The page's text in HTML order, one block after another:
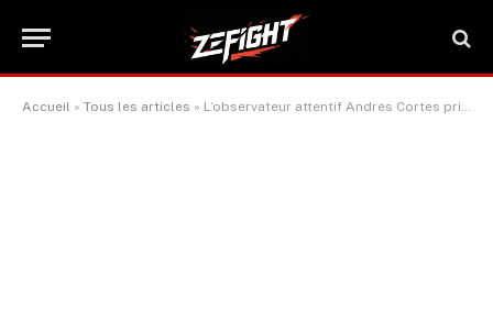
Accueil » Tous les articles » L’observateur attentif Andres Cortes privilégie Emanuel Navarrete face à Charly Suarez